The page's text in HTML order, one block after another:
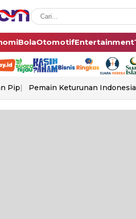
BolaOtomotifEntertainment
Pip Pemain Keturunan Indonesia